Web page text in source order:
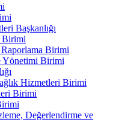
Başkanlığı
Birimi
Birimi
Yönetimi Birimi
Hizmetleri Birimi
Birimi
Değerlendirme ve